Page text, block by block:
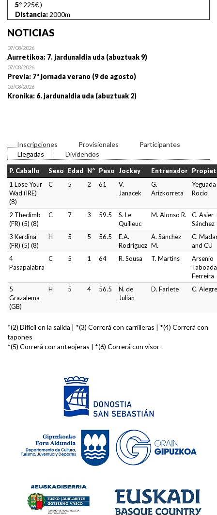
5º 225€)
Distancia: 2000m
NOTICIAS
07/08/2026
Aurretikoa: 7. jardunaldia uda (abuztuak 9)
07/08/2026
Previa: 7ª jornada verano (9 de agosto)
03/08/2026
Kronika: 6. jardunaldia uda (abuztuak 2)
Inscripciones Provisionales
Participantes
Llegadas
Dividendos
P. Caballo Sexo Edad Nº Peso Jockey Entrenador
1 Lose Your
Wad (IRE)
(8)
C 5 2 61
V.
Janacek
G.
Arizkorreta
Yeguada
Rocío
2 Theclimb
(FR) (5) (8)
C 7 3 59.5
S. Le
Quilleuc
M. Alonso R.
C. Asier
Sánchez
3 Kerdina
(FR) (5) (8)
H 5 5 56.5
E.A.
Rodríguez
A. Sánchez
M.
C.
and CU
4
Pasapalabra
C 5 1 64 R. Sousa T. Martins
Arsenio
Taboada
Ferreira
5
Grazalema
(GB)
H 5 4 56.5
N. de
Julián
D. Farlete C. Alegre
*(2) Difícil en la salida | *(3) Correrá con carrilleras | *(4) Correrá con
tapones
*(5) Correrá con anteojeras | *(6) Correrá con visor